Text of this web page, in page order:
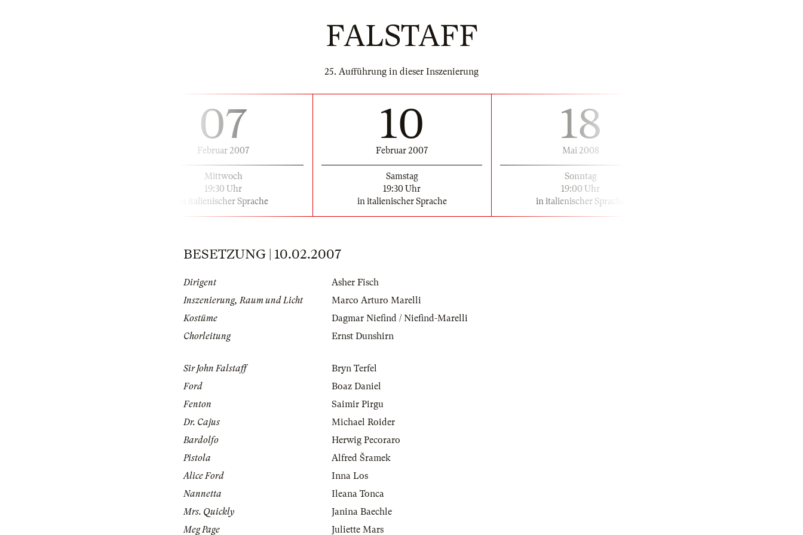
FALSTAFF
25. Aufführung in dieser Inszenierung
07
Februar 2007
Mittwoch
19:30 Uhr
in italienischer Sprache
10
Februar 2007
Samstag
19:30 Uhr
in italienischer Sprache
18
Mai 2008
Sonntag
19:00 Uhr
in italienischer Sprache
BESETZUNG | 10.02.2007
Dirigent
Asher Fisch
Inszenierung, Raum und Licht
Marco Arturo Marelli
Kostüme
Dagmar Niefind / Niefind-Marelli
Chorleitung
Ernst Dunshirn
Sir John Falstaff
Bryn Terfel
Ford
Boaz Daniel
Fenton
Saimir Pirgu
Dr. Cajus
Michael Roider
Bardolfo
Herwig Pecoraro
Pistola
Alfred Šramek
Alice Ford
Inna Los
Nannetta
Ileana Tonca
Mrs. Quickly
Janina Baechle
Meg Page
Juliette Mars